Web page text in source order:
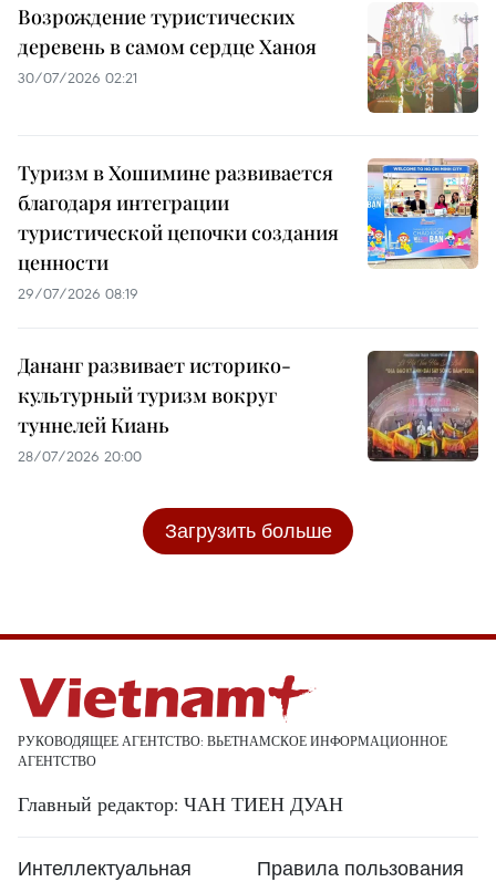
Возрождение туристических
деревень в самом сердце Ханоя
30/07/2026 02:21
Туризм в Хошимине развивается
благодаря интеграции
туристической цепочки создания
ценности
29/07/2026 08:19
Дананг развивает историко-
культурный туризм вокруг
туннелей Киань
28/07/2026 20:00
Загрузить больше
РУКОВОДЯЩЕЕ АГЕНТСТВО: ВЬЕТНАМСКОЕ ИНФОРМАЦИОННОЕ
АГЕНТСТВО
Главный редактор: ЧАН ТИЕН ДУАН
Интеллектуальная Правила пользования